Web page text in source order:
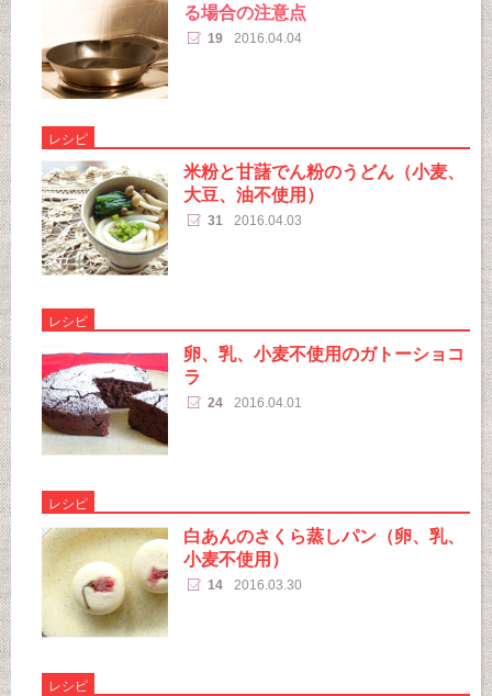
る場合の注意点
19 2016.04.04
レシピ
米粉と甘藷でん粉のうどん（小麦、
大豆、油不使用）
31 2016.04.03
レシピ
卵、乳、小麦不使用のガトーショコ
ラ
24 2016.04.01
レシピ
白あんのさくら蒸しパン（卵、乳、
小麦不使用）
14 2016.03.30
レシピ